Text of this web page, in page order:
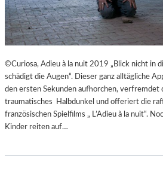
©Curiosa, Adieu à la nuit 2019 „Blick nicht in
schädigt die Augen“. Dieser ganz alltägliche
den ersten Sekunden aufhorchen, verfremdet
traumatisches Halbdunkel und offeriert die
französischen Spielfilms „ L’Adieu à la nuit“.
Kinder reiten auf…